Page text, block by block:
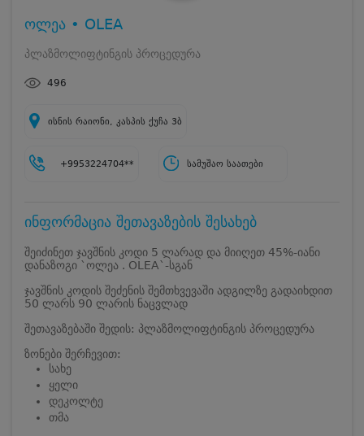
ოლეა • OLEA
პლაზმოლიფტინგის პროცედურა
496
ისნის რაიონი, კასპის ქუჩა 3ბ
+9953224704** სამუშაო საათები
ინფორმაცია შეთავაზების შესახებ
შეიძინეთ ჯავშნის კოდი 5 ლარად და მიიღეთ 45%-იანი
დანაზოგი `ოლეა . OLEA`-სგან
ჯავშნის კოდის შეძენის შემთხვევაში ადგილზე გადაიხდით
50 ლარს 90 ლარის ნაცვლად
შეთავაზებაში შედის: პლაზმოლიფტინგის პროცედურა
ზონები შერჩევით:
სახე
ყელი
დეკოლტე
თმა